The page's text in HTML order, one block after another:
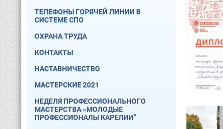
ТЕЛЕФОНЫ ГОРЯЧЕЙ ЛИНИИ В
СИСТЕМЕ СПО
ОХРАНА ТРУДА
КОНТАКТЫ
НАСТАВНИЧЕСТВО
МАСТЕРСКИЕ 2021
НЕДЕЛЯ ПРОФЕССИОНАЛЬНОГО
МАСТЕРСТВА «МОЛОДЫЕ
ПРОФЕССИОНАЛЫ КАРЕЛИИ"